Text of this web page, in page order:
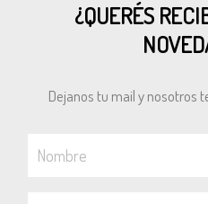
¿QUERÉS
Dejanos tu mail y nosotros